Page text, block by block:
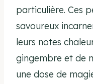
particulière. Ces
savoureux
leurs notes
gingembre et de
une dose de